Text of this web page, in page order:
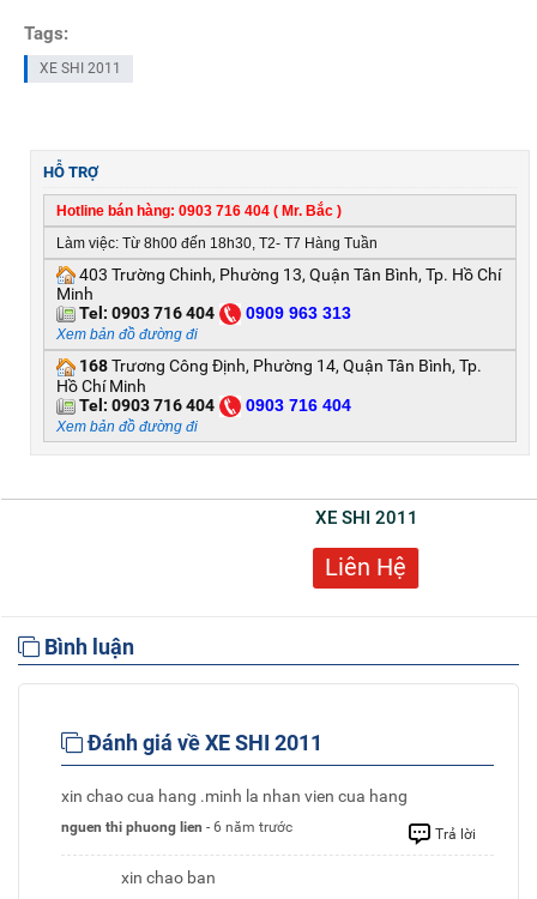
Tags:
XE SHI 2011
HỖ TRỢ
Hotline bán hàng: 0903 716 404 ( Mr. Bắc )
Làm việc: Từ 8h00 đến 18h30, T2- T7 Hàng Tuần
403 Trường Chinh, Phường 13, Quận Tân Bình, Tp. Hồ Chí
Minh
Tel: 0903 716 404 0909 963 313
Xem bản đồ đường đi
168Trương Công Định, Phường 14, Quận Tân Bình, Tp.
Hồ Chí Minh
Tel: 0903 716 404 0903 716 404
Xem bản đồ đường đi
XE SHI 2011
Liên Hệ
Bình luận
Đánh giá về XE SHI 2011
xin chao cua hang .minh la nhan vien cua hang
nguen thi phuong lien - 6 năm trước Trả lời
xin chao ban